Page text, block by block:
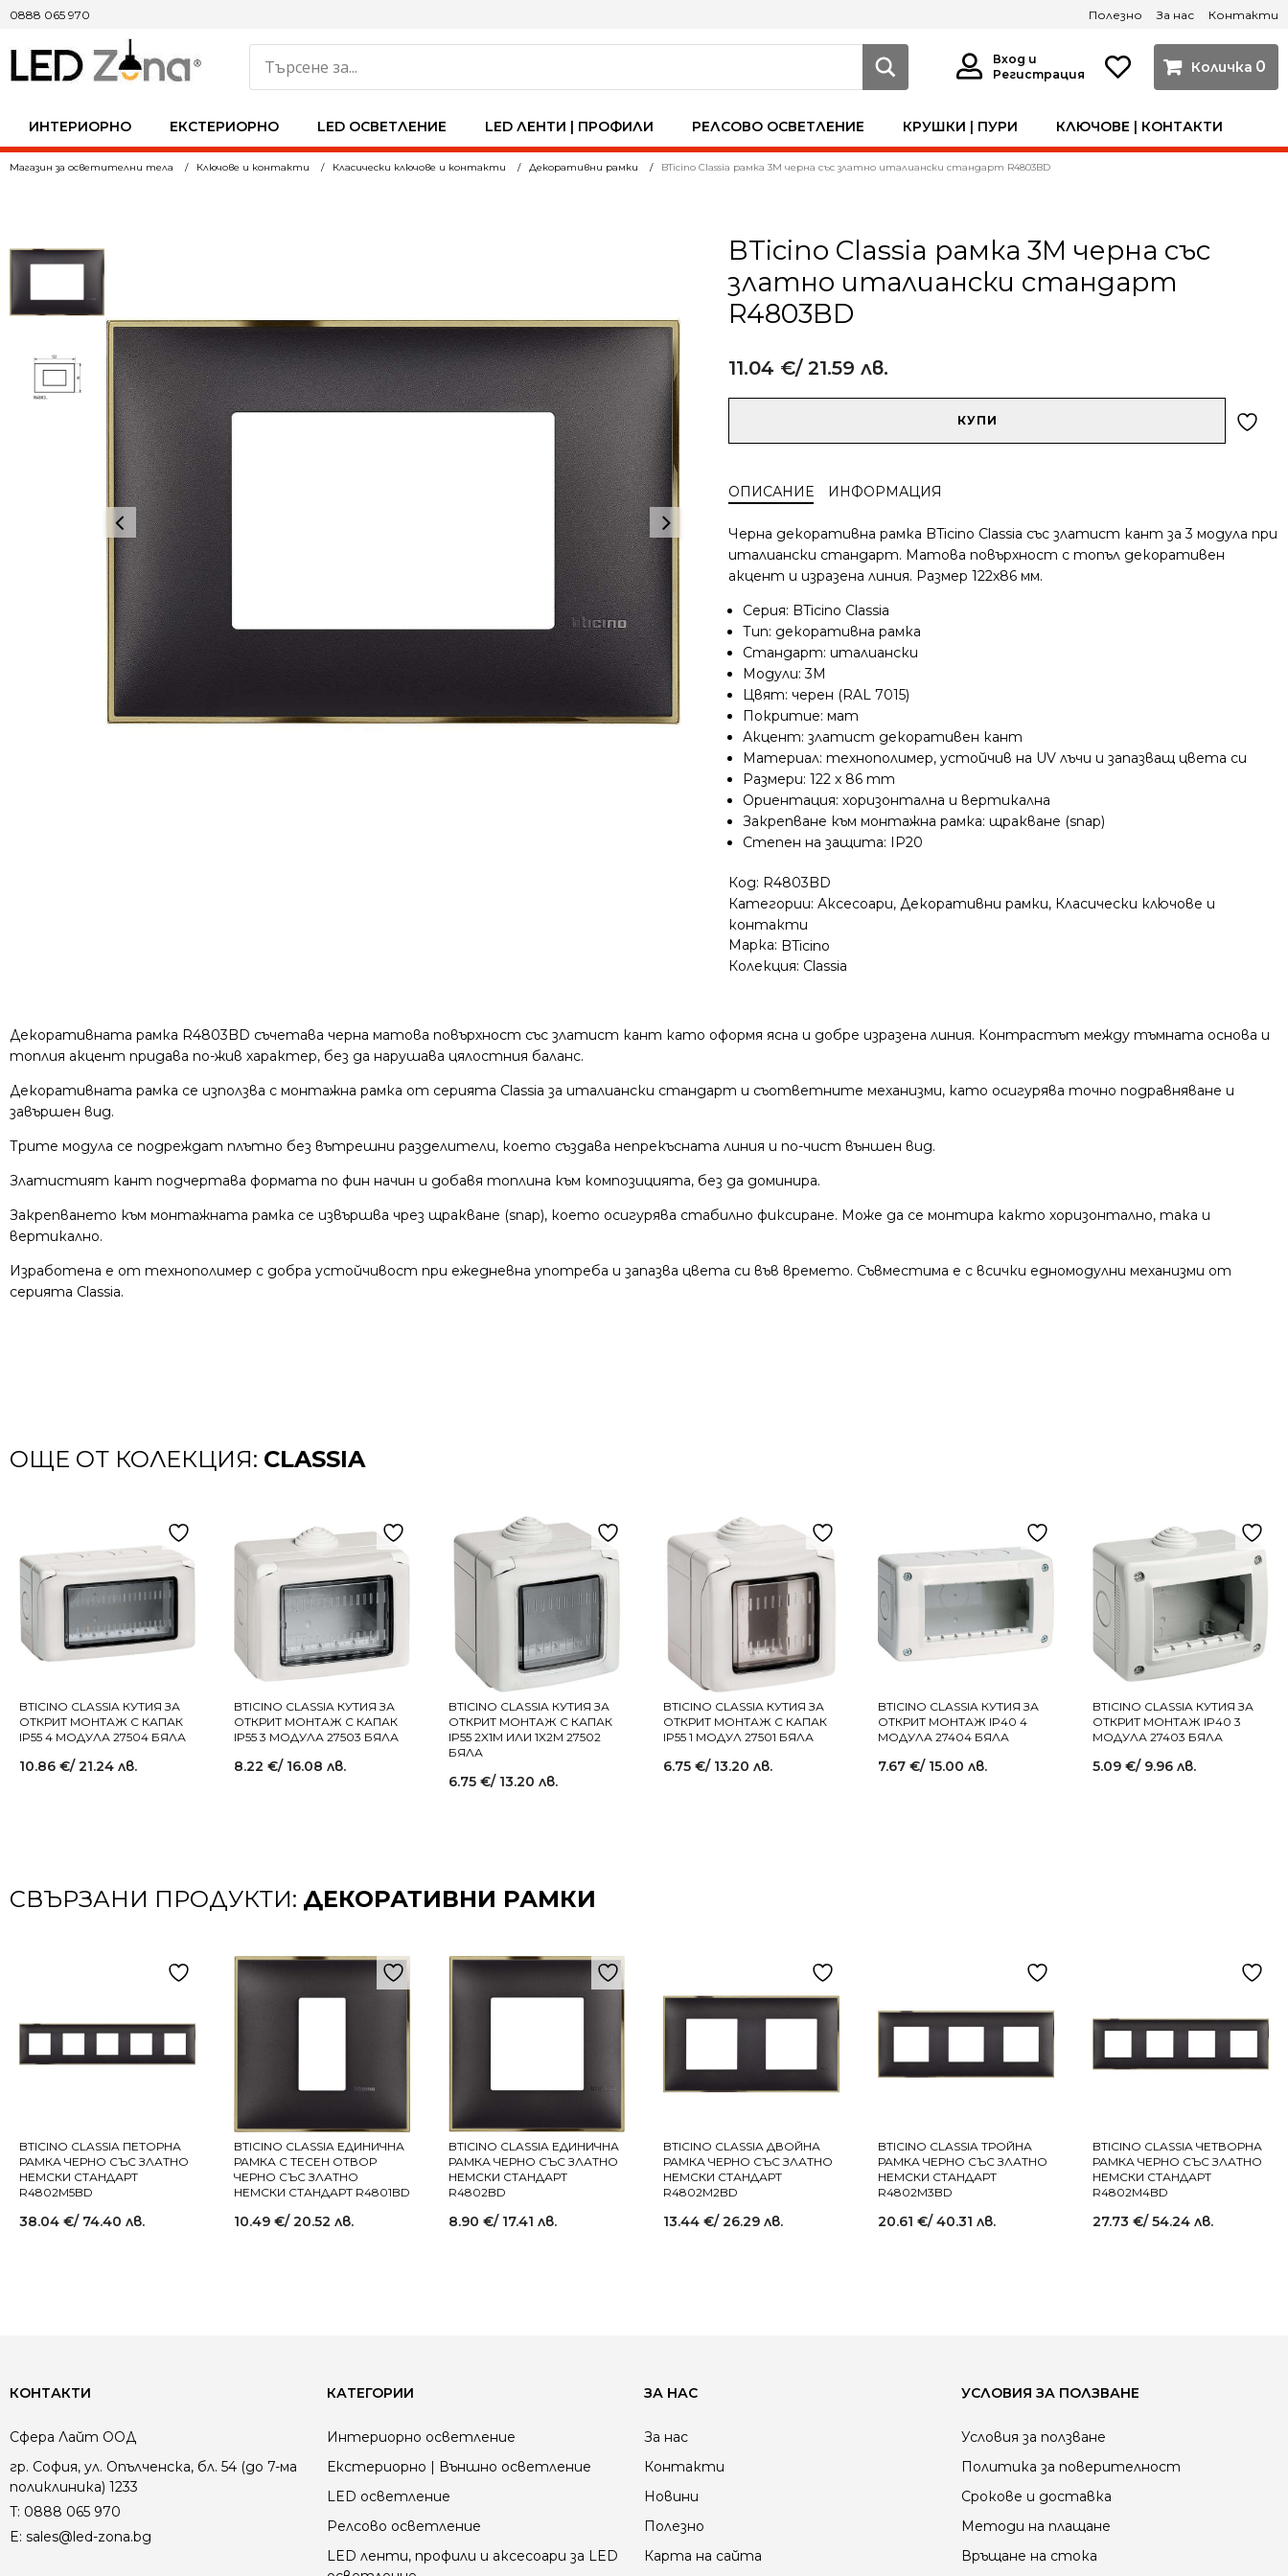
ИНТЕРИОРНО ЕКСТЕРИОРНО LED ОСВЕТЛЕНИЕ LED ЛЕНТИ | ПРОФИЛИ РЕЛСОВО ОСВЕТЛЕНИЕ КРУШКИ | ПУРИ КЛЮЧОВЕ | КОНТАКТИ
0
0888 065 970
Вход и
Регистрация
Полезно За нас Контакти
Магазин за осветителни тела Ключове и контакти Класически ключове и контакти Декоративни рамки BTicino Classia рамка 3M черна със златно италиански стандарт R4803BD
BTicino Classia рамка 3M черна със
златно италиански стандарт
R4803BD
11.04 €/ 21.59 лв.
рамка
черна
със
златно
стандарт
R4803BD
КУПИ
ОПИСАНИЕ ИНФОРМАЦИЯ
Черна декоративна рамка BTicino Classia със златист кант за 3 модула при
италиански стандарт. Матова повърхност с топъл декоративен
акцент и изразена линия. Размер 122x86 мм.
Серия: BTicino Classia
Тип: декоративна рамка
Стандарт: италиански
Модули: 3M
Цвят: черен (RAL 7015)
Покритие: мат
Акцент: златист декоративен кант
Материал: технополимер, устойчив на UV лъчи и запазващ цвета си
Размери: 122 x 86 mm
Ориентация: хоризонтална и вертикална
Закрепване към монтажна рамка: щракване (snap)
Степен на защита: IP20
Код: R4803BD
Категории: Аксесоари, Декоративни рамки, Класически ключове и
контакти
Марка: BTicino
Колекция: Classia
Декоративната рамка R4803BD съчетава черна матова повърхност със златист кант като оформя ясна и добре изразена линия. Контрастът между тъмната основа и
топлия акцент придава по-жив характер, без да нарушава цялостния баланс.
Декоративната рамка се използва с монтажна рамка от серията Classia за италиански стандарт и съответните механизми, като осигурява точно подравняване и
завършен вид.
Трите модула се подреждат плътно без вътрешни разделители, което създава непрекъсната линия и по-чист външен вид.
Златистият кант подчертава формата по фин начин и добавя топлина към композицията, без да доминира.
Закрепването към монтажната рамка се извършва чрез щракване (snap), което осигурява стабилно фиксиране. Може да се монтира както хоризонтално, така и
вертикално.
Изработена е от технополимер с добра устойчивост при ежедневна употреба и запазва цвета си във времето. Съвместима е с всички едномодулни механизми от
серията Classia.
ОЩЕ ОТ КОЛЕКЦИЯ: CLASSIA
BTICINO CLASSIA КУТИЯ ЗА
ОТКРИТ МОНТАЖ С КАПАК
IP55 4 МОДУЛА 27504 БЯЛА
10.86 €/ 21.24 лв.
BTICINO CLASSIA КУТИЯ ЗА
ОТКРИТ МОНТАЖ С КАПАК
IP55 3 МОДУЛА 27503 БЯЛА
8.22 €/ 16.08 лв.
BTICINO CLASSIA КУТИЯ ЗА
ОТКРИТ МОНТАЖ С КАПАК
IP55 2X1M ИЛИ 1X2M 27502
БЯЛА
6.75 €/ 13.20 лв.
BTICINO CLASSIA КУТИЯ ЗА
ОТКРИТ МОНТАЖ С КАПАК
IP55 1 МОДУЛ 27501 БЯЛА
6.75 €/ 13.20 лв.
BTICINO CLASSIA КУТИЯ ЗА
ОТКРИТ МОНТАЖ IP40 4
МОДУЛА 27404 БЯЛА
7.67 €/ 15.00 лв.
BTICINO CLASSIA КУТИЯ ЗА
ОТКРИТ МОНТАЖ IP40 3
МОДУЛА 27403 БЯЛА
5.09 €/ 9.96 лв.
СВЪРЗАНИ ПРОДУКТИ: ДЕКОРАТИВНИ РАМКИ
BTICINO CLASSIA ПЕТОРНА
РАМКА ЧЕРНО СЪС ЗЛАТНО
НЕМСКИ СТАНДАРТ
R4802M5BD
38.04 €/ 74.40 лв.
BTICINO CLASSIA ЕДИНИЧНА
РАМКА С ТЕСЕН ОТВОР
ЧЕРНО СЪС ЗЛАТНО
НЕМСКИ СТАНДАРТ R4801BD
10.49 €/ 20.52 лв.
BTICINO CLASSIA ЕДИНИЧНА
РАМКА ЧЕРНО СЪС ЗЛАТНО
НЕМСКИ СТАНДАРТ
R4802BD
8.90 €/ 17.41 лв.
BTICINO CLASSIA ДВОЙНА
РАМКА ЧЕРНО СЪС ЗЛАТНО
НЕМСКИ СТАНДАРТ
R4802M2BD
13.44 €/ 26.29 лв.
BTICINO CLASSIA ТРОЙНА
РАМКА ЧЕРНО СЪС ЗЛАТНО
НЕМСКИ СТАНДАРТ
R4802M3BD
20.61 €/ 40.31 лв.
BTICINO CLASSIA ЧЕТВОРНА
РАМКА ЧЕРНО СЪС ЗЛАТНО
НЕМСКИ СТАНДАРТ
R4802M4BD
27.73 €/ 54.24 лв.
КОНТАКТИ
Сфера Лайт ООД
гр. София, ул. Опълченска, бл. 54 (до 7-ма
поликлиника) 1233
T: 0888 065 970
E: sales@led-zona.bg
КАТЕГОРИИ
Интериорно осветление
Екстериорно | Външно осветление
LED осветление
Релсово осветление
LED ленти, профили и аксесоари за LED
ЗА НАС
За нас
Контакти
Новини
Полезно
Карта на сайта
УСЛОВИЯ ЗА ПОЛЗВАНЕ
Условия за ползване
Политика за поверителност
Срокове и доставка
Методи на плащане
Връщане на стока